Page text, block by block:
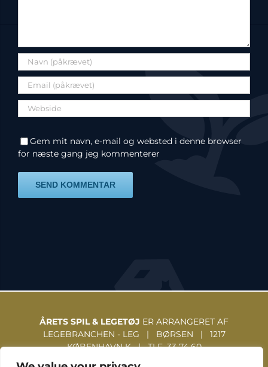
Gem mit navn, e-mail og websted i denne browser
for næste gang jeg kommenterer
ÅRETS SPIL & LEGETØJ ER ARRANGERET AF
LEGEBRANCHEN - LEG | BØRSEN | 1217
KØBENHAVN K | TLF. 33 74 60
31 | WWW.LEGEBRANCHEN.DK